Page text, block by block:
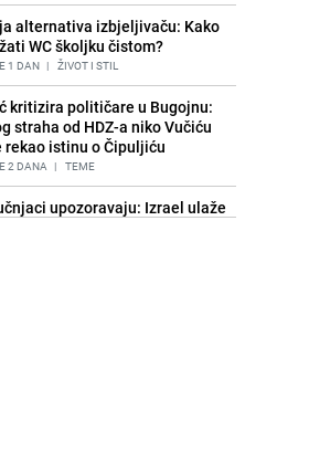
alternativa izbjeljivaču: Kako
WC školjku čistom?
1 DAN | ŽIVOT I STIL
kritizira političare u Bugojnu:
straha od HDZ-a niko Vučiću
rekao istinu o Čipuljiću
2 DANA | TEME
upozoravaju: Izrael ulaže